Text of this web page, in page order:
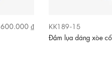
600.000 ₫
KK189-15
Đầm lụa dáng xòe